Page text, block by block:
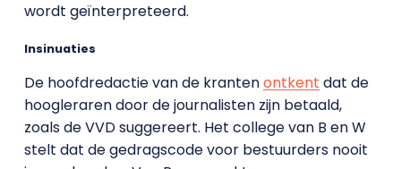
wordt geïnterpreteerd.
Insinuaties
De hoofdredactie van de krantenontkent dat de
hoogleraren door de journalisten zijn betaald,
zoals de VVD suggereert. Het college van B en W
stelt dat de gedragscode voor bestuurders nooit